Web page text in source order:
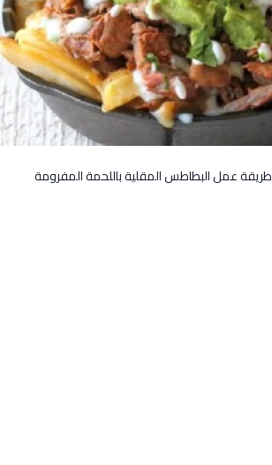
طريقة عمل البطاطس المقلية باللحمة المفرومة